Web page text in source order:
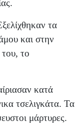
τα
και στην
του, το
κατά
τσελιγκάτα. Τα
μάρτυρες.